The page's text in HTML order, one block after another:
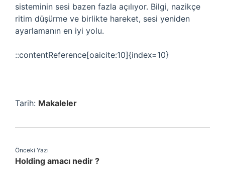
sisteminin sesi bazen fazla açılıyor. Bilgi, nazikçe
ritim düşürme ve birlikte hareket, sesi yeniden
ayarlamanın en iyi yolu.
::contentReference[oaicite:10]{index=10}
Tarih: Makaleler
Önceki Yazı
Holding amacı nedir ?